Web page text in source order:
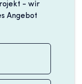
- wir
Angebot